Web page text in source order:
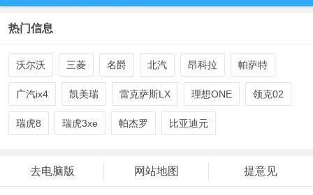
热门信息
沃尔沃 三菱 名爵 北汽 昂科拉 帕萨特
广汽ix4 凯美瑞 雷克萨斯LX 理想ONE 领克02
瑞虎8 瑞虎3xe 帕杰罗 比亚迪元
去电脑版 网站地图 提意见